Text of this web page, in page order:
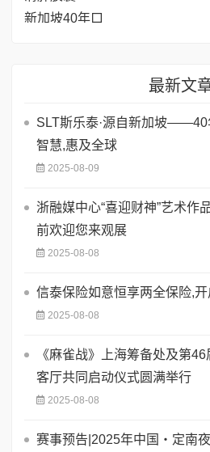
最新文
SLT斯乐泰·源自新加坡——40
智慧,惠及全球
2025-08-09
浙融媒中心“喜迎财神”艺术作
前欢迎您来观展
2025-08-08
信泰保险如意恒享两全保险,
2025-08-08
《麻雀战》上海筹备处及第
客厅共同启动仪式圆满举行
2025-08-08
赛事预告|2025年中国・定南